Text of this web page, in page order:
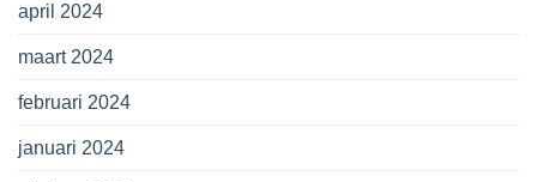
april 2024
maart 2024
februari 2024
januari 2024